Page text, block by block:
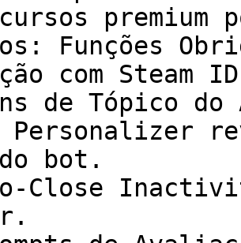
premium
Funções
com Steam
de Tópico do
Personalizer
bot.
Close